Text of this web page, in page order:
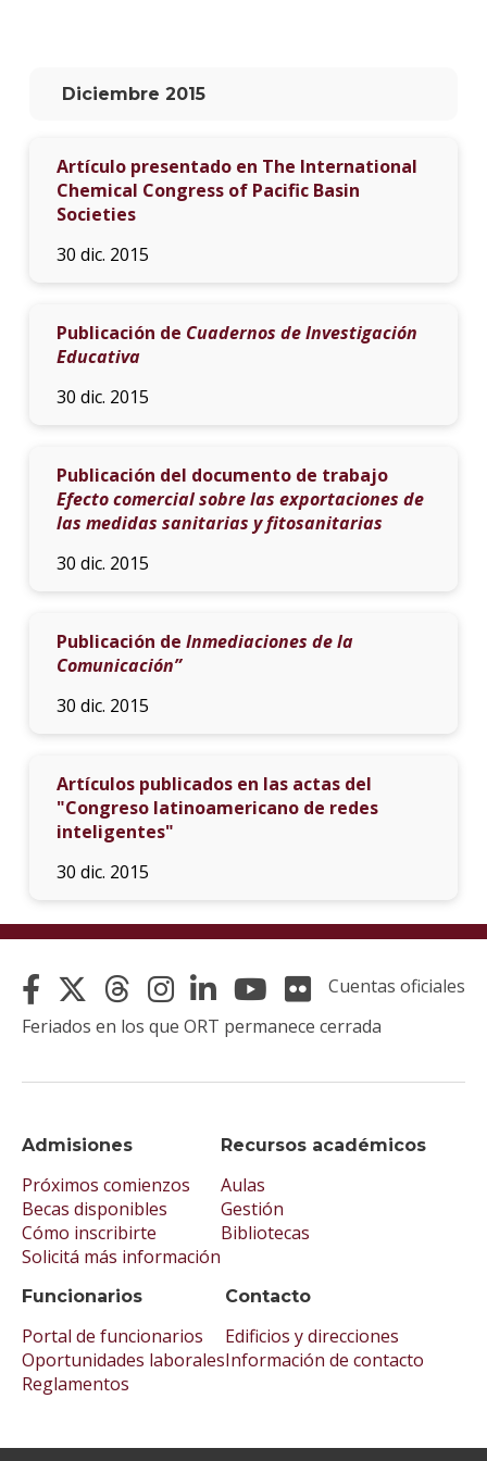
Diciembre 2015
Artículo presentado en The International
Chemical Congress of Pacific Basin
Societies
30 dic. 2015
Publicación de Cuadernos de Investigación
Educativa
30 dic. 2015
Publicación del documento de trabajo
Efecto comercial sobre las exportaciones de
las medidas sanitarias y fitosanitarias
30 dic. 2015
Publicación de Inmediaciones de la
Comunicación”
30 dic. 2015
Artículos publicados en las actas del
"Congreso latinoamericano de redes
inteligentes"
30 dic. 2015
Admisiones
Próximos comienzos
Becas disponibles
Cómo inscribirte
Solicitá más información
Recursos académicos
Aulas
Gestión
Bibliotecas
Funcionarios
Portal de funcionarios
Oportunidades laborales
Reglamentos
Contacto
Edificios y direcciones
Información de contacto
Cuentas oficiales
Feriados en los que ORT permanece cerrada